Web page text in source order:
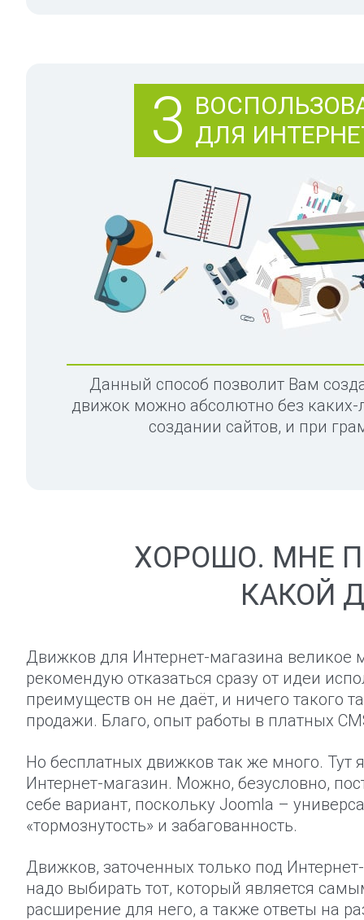
3 ДЛЯ
Данный способ позволит Вам
движок можно абсолютно без
создании сайтов, и при
ХОРОШО. МНЕ
КАКОЙ
Движков для Интернет-магазина великое
рекомендую отказаться сразу от идеи
преимуществ он не даёт, и ничего такого
продажи. Благо, опыт работы в платных
Но бесплатных движков так же много. Тут
Интернет-магазин. Можно, безусловно,
себе вариант, поскольку Joomla –
«тормознутость» и забагованность.
Движков, заточенных только под
надо выбирать тот, который является
расширение для него, а также ответы на